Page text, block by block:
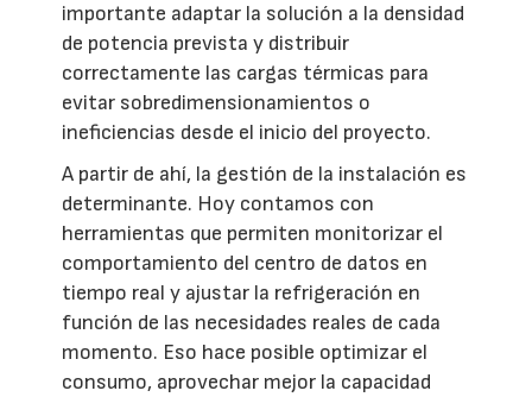
importante adaptar la solución a la densidad
de potencia prevista y distribuir
correctamente las cargas térmicas para
evitar sobredimensionamientos o
ineficiencias desde el inicio del proyecto.
A partir de ahí, la gestión de la instalación es
determinante. Hoy contamos con
herramientas que permiten monitorizar el
comportamiento del centro de datos en
tiempo real y ajustar la refrigeración en
función de las necesidades reales de cada
momento. Eso hace posible optimizar el
consumo, aprovechar mejor la capacidad